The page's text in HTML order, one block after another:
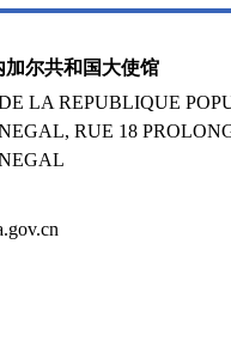
尔共和国大使馆
LA REPUBLIQUE
RUE 18